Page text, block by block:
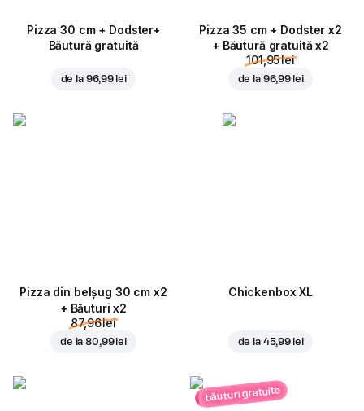
Pizza 30 cm + Dodster+
Băutură gratuită
de la 96,99 lei
Pizza 35 cm + Dodster x2
+ Băutură gratuită x2
101,95 lei
de la 96,99 lei
Pizza din belșug 30 cm x2
+ Băuturi x2
87,96 lei
de la80,99 lei
Chickenbox XL
de la 45,99 lei
băuturi gratuite